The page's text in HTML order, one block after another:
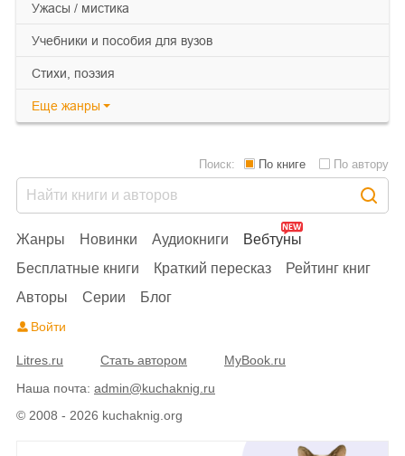
ужасы / мистика
учебники и пособия для вузов
cтихи, поэзия
Еще жанры
© 2008 - 2026 kuchaknig.org
Жанры Новинки Аудиокниги
Вебтуны
Бесплатные книги
Краткий пересказ
Рейтинг книг
Авторы
Серии Блог
Поиск: По книге По автору
Войти
Litres.ru Стать автором
MyBook.ru
Наша почта: admin@kuchaknig.ru